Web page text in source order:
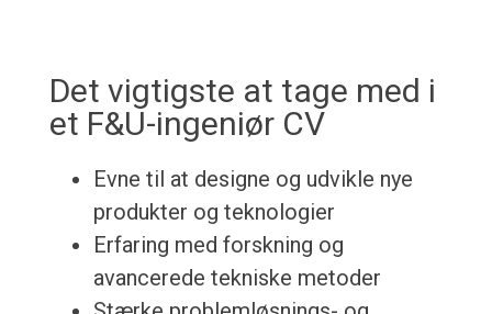
Det vigtigste at tage med i
et F&U-ingeniør CV
Evne til at designe og udvikle nye
produkter og teknologier
Erfaring med forskning og
avancerede tekniske metoder